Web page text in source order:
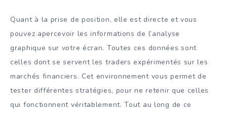
Quant à la prise de position, elle est directe et vous
pouvez apercevoir les informations de l’analyse
graphique sur votre écran. Toutes ces données sont
celles dont se servent les traders expérimentés sur les
marchés financiers. Cet environnement vous permet de
tester différentes stratégies, pour ne retenir que celles
qui fonctionnent véritablement. Tout au long de ce